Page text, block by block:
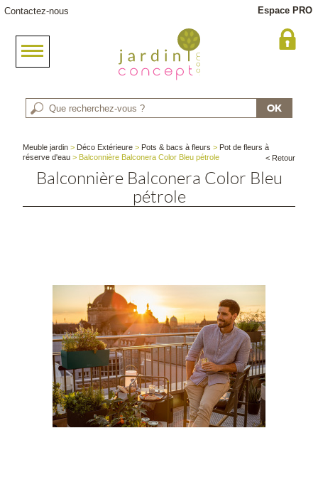
Contactez-nous Espace PRO
Meuble jardin > Déco Extérieure > Pots & bacs à fleurs > Pot de fleurs à
réserve d'eau > Balconnière Balconera Color Bleu pétrole < Retour
Balconnière Balconera Color Bleu
pétrole